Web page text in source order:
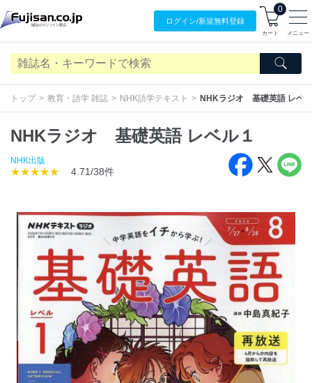
ログイン/新規無料登録
0
カート メニュー
トップ 教育・語学 雑誌 NHK語学テキスト NHKラジオ 基礎英語 レベ
NHKラジオ 基礎英語 レベル１
NHK出版
★★★★★ 4.71/38件